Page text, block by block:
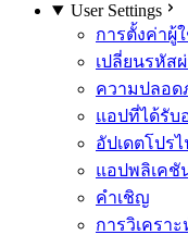
User Settings
การตั้งค่าผู้
เปลี่ยนรหัส
ความปลอด
แอปที่ได้รั
อัปเดตโปร
แอปพลิเคชั
คำเชิญ
การวิเคราะ